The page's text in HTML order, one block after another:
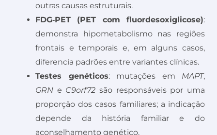
outras causas estruturais.
FDG‑PET (PET com fluordesoxiglicose):
demonstra hipometabolismo nas regiões
frontais e temporais e, em alguns casos,
diferencia padrões entre variantes clínicas.
Testes genéticos: mutações em MAPT,
GRN e C9orf72 são responsáveis por uma
proporção dos casos familiares; a indicação
depende da história familiar e do
aconselhamento genético.